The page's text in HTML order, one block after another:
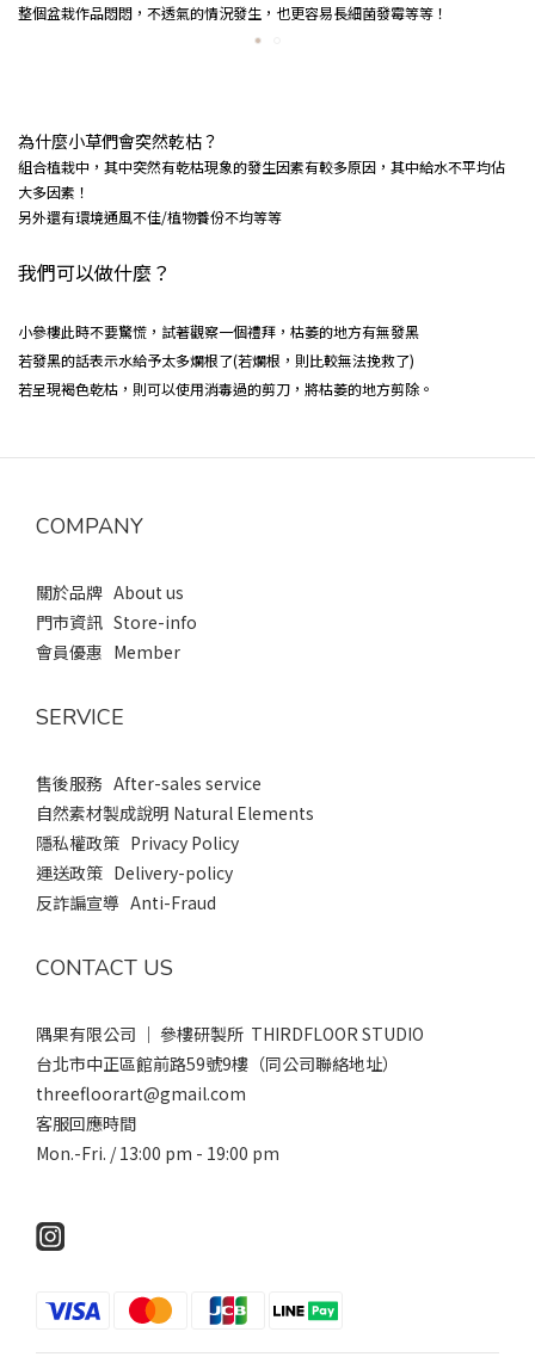
整個盆栽作品悶悶，不透氣的情況發生，也更容易長細菌發霉等等！
為什麼小草們會突然乾枯？
組合植栽中，其中突然有乾枯現象的發生因素有較多原因，其中給水不平均佔
大多因素！
另外還有環境通風不佳/植物養份不均等等
我們可以做什麼？
小參樓此時不要驚慌，試著觀察一個禮拜，枯萎的地方有無發黑
若發黑的話表示水給予太多爛根了(若爛根，則比較無法挽救了)
若呈現褐色乾枯，則可以使用消毒過的剪刀，將枯萎的地方剪除。
COMPANY
關於品牌 About us
門市資訊 Store-info
會員優惠 Member
SERVICE
售後服務 After-sales service
自然素材製成說明 Natural Elements
隱私權政策 Privacy Policy
運送政策 Delivery-policy
反詐諞宣導 Anti-Fraud
CONTACT US
隅果有限公司 ｜ 參樓研製所 THIRDFLOOR STUDIO
台北市中正區館前路59號9樓（同公司聯絡地址）
threefloorart@gmail.com
客服回應時間
Mon.-Fri. / 13:00 pm - 19:00 pm